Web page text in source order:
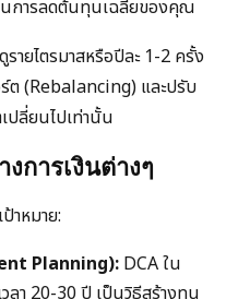
นการลดต้นทุนเฉลี่ยของคุณ
ายไตรมาสหรือปีละ 1-2 ครั้ง
ต (Rebalancing) และปรับ
ปลี่ยนไปเท่านั้น
การเงินต่างๆ
าหมาย:
Planning): DCA ใน